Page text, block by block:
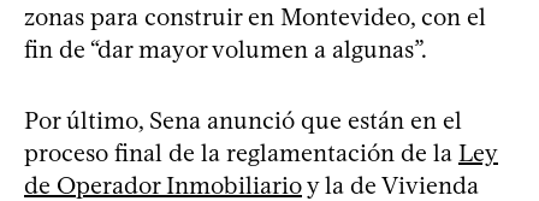
zonas para construir en Montevideo, con el
fin de “dar mayor volumen a algunas”.
Por último, Sena anunció que están en el
proceso final de la reglamentación de la Ley
de Operador Inmobiliarioy la de Vivienda